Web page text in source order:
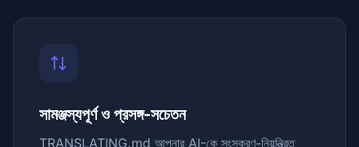
সামঞ্জস্যপূর্ণ ও প্রসঙ্গ-সচেতন
TRANSLATING.md আপনার AI-কে সংস্করণ-নিয়ন্ত্রিত